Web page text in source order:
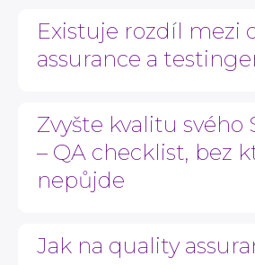
Existuje rozdíl mezi
assurance a
Zvyšte kvalitu svého
– QA checklist, bez
nepůjde
Jak na quality